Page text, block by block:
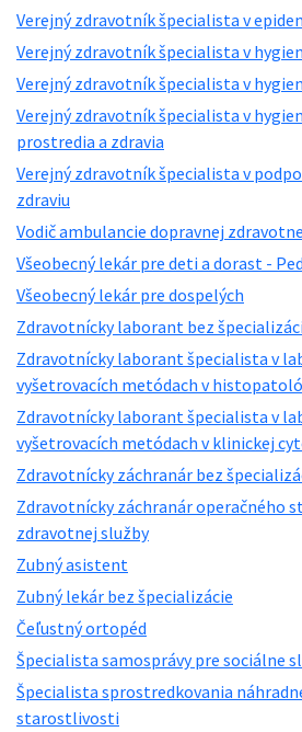
Verejný zdravotník špecialista v
Verejný zdravotník špecialista v
Verejný zdravotník špecialista v
Verejný zdravotník špecialista v
prostredia a zdravia
Verejný zdravotník špecialista v
zdraviu
Vodič ambulancie dopravnej
Všeobecný lekár pre deti a dorast -
Všeobecný lekár pre dospelých
Zdravotnícky laborant bez
Zdravotnícky laborant špecialista v
vyšetrovacích metódach v
Zdravotnícky laborant špecialista v
vyšetrovacích metódach v klinickej
Zdravotnícky záchranár bez
Zdravotnícky záchranár operačného
zdravotnej služby
Zubný asistent
Zubný lekár bez špecializácie
Čeľustný ortopéd
Špecialista samosprávy pre sociálne
Špecialista sprostredkovania
starostlivosti